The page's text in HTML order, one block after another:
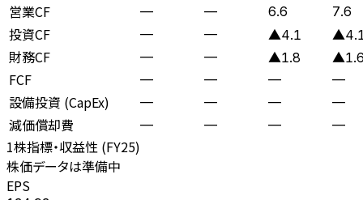
営業CF — — 6.6 7.6
投資CF — — ▲4.1
財務CF — — ▲1.8
FCF — — — —
設備投資 (CapEx) — — — —
減価償却費 — — — —
1株指標・収益性 (FY25)
株価データは準備中
EPS